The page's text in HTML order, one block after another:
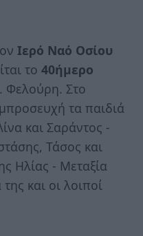
Ιερό Ναό Οσίου
το 40ήμερο
Φελούρη. Στο
τα παιδιά
και Σαράντος -
Τάσος και
Ηλίας - Μεταξία
και οι λοιποί